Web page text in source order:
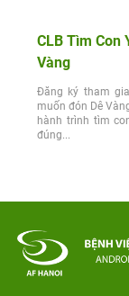
CLB Tìm Con
Vàng
Đăng ký tham
muốn đón Dê
hành trình tìm
đúng...